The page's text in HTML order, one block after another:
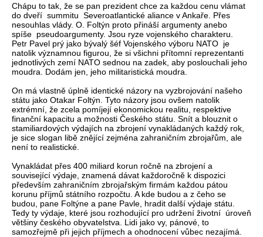
Chápu to tak, že se pan prezident chce za každou cenu vlámat
do dveří summitu Severoatlantické aliance v Ankaře. Přes
nesouhlas vlády. O. Foltýn proto přináší argumenty anebo
spíše pseudoargumenty. Jsou ryze vojenského charakteru.
Petr Pavel prý jako bývalý šéf Vojenského výboru NATO je
natolik významnou figurou, že si všichni přítomní reprezentanti
jednotlivých zemí NATO sednou na zadek, aby poslouchali jeho
moudra. Dodám jen, jeho militaristická moudra.
On má vlastně úplně identické názory na vyzbrojování našeho
státu jako Otakar Foltýn. Tyto názory jsou ovšem natolik
extrémní, že zcela pomíjejí ekonomickou realitu, respektive
finanční kapacitu a možnosti Českého státu. Snít a blouznit o
stamiliardových výdajích na zbrojení vynakládaných každý rok,
je sice slogan libě znějící zejména zahraničním zbrojařům, ale
není to realistické.
Vynakládat přes 400 miliard korun ročně na zbrojení a
související výdaje, znamená dávat každoročně k dispozici
především zahraničním zbrojařským firmám každou pátou
korunu příjmů státního rozpočtu. A kde budou a z čeho se
budou, pane Foltýne a pane Pavle, hradit další výdaje státu.
Tedy ty výdaje, které jsou rozhodující pro udržení životní úroveň
většiny českého obyvatelstva. Lidi jako vy, pánové, to
samozřejmě při jejich příjmech a ohodnocení vůbec nezajímá.